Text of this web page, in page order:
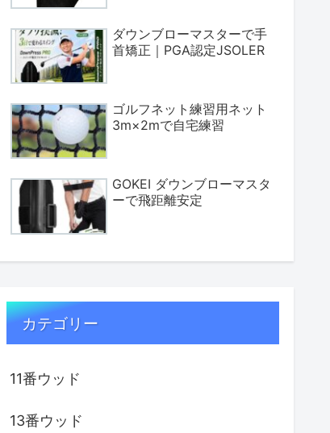
ダウンブローマスターで手
首矯正｜PGA認定JSOLER
ゴルフネット練習用ネット
3m×2mで自宅練習
GOKEI ダウンブローマスタ
ーで飛距離安定
カテゴリー
11番ウッド
13番ウッド